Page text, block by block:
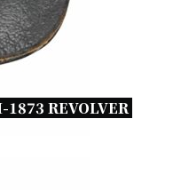
1873 REVOLVER